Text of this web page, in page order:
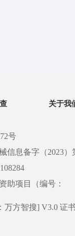
关于我
号
信息备字（2023）
助项目（编号：
方智搜] V3.0 证